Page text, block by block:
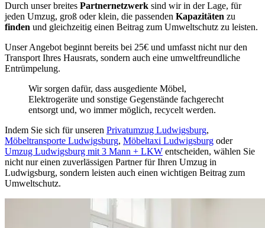
Durch unser breites Partnernetzwerk sind wir in der Lage, für
jeden Umzug, groß oder klein, die passenden Kapazitäten zu
finden und gleichzeitig einen Beitrag zum Umweltschutz zu leisten.
Unser Angebot beginnt bereits bei 25€ und umfasst nicht nur den
Transport Ihres Hausrats, sondern auch eine umweltfreundliche
Entrümpelung.
Wir sorgen dafür, dass ausgediente Möbel,
Elektrogeräte und sonstige Gegenstände fachgerecht
entsorgt und, wo immer möglich, recycelt werden.
Indem Sie sich für unseren Privatumzug Ludwigsburg,
Möbeltransporte Ludwigsburg, Möbeltaxi Ludwigsburg oder
Umzug Ludwigsburg mit 3 Mann + LKW entscheiden, wählen Sie
nicht nur einen zuverlässigen Partner für Ihren Umzug in
Ludwigsburg, sondern leisten auch einen wichtigen Beitrag zum
Umweltschutz.